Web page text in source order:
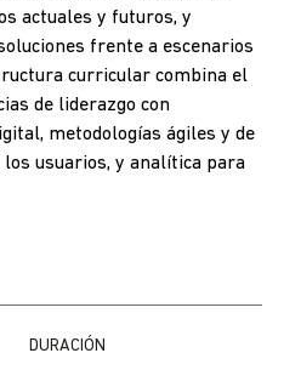
actuales y futuros, y
frente a escenarios
curricular combina el
de liderazgo con
metodologías ágiles y de
usuarios, y analítica para
DURACIÓN